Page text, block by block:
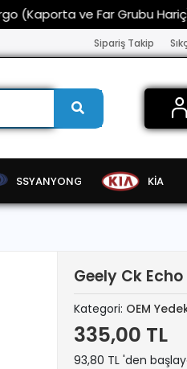
ve Far Grubu Hariç)
Sipariş Takip
SSYANYONG KİA
Geely Ck
Kategori: OEM
335,00 TL
93,80 TL 'den